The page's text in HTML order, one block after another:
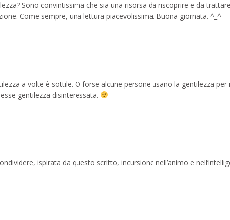
Sono convintissima che sia una risorsa da riscoprire e da
Come sempre, una lettura piacevolissima. Buona giornata. ^_^
a volte è sottile. O forse alcune persone usano la gentilezza per
gentilezza disinteressata.
ispirata da questo scritto, incursione nell’animo e